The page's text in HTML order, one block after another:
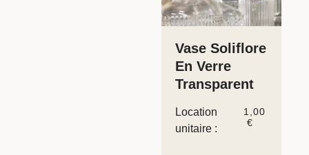
Vase Soliflore
En Verre
Transparent
Location
unitaire :
1,00
€